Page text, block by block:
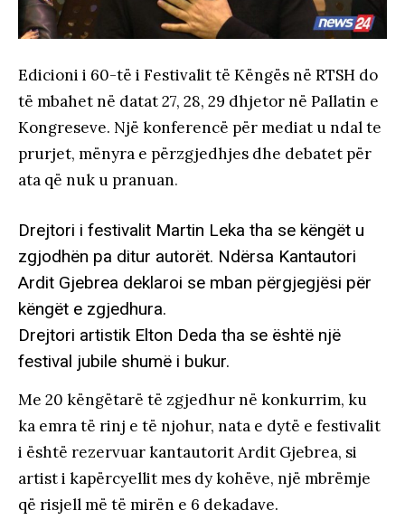
Edicioni i 60-të i Festivalit të Këngës në RTSH do
të mbahet në datat 27, 28, 29 dhjetor në Pallatin e
Kongreseve. Një konferencë për mediat u ndal te
prurjet, mënyra e përzgjedhjes dhe debatet për
ata që nuk u pranuan.
Drejtori i festivalit Martin Leka tha se këngët u
zgjodhën pa ditur autorët. Ndërsa Kantautori
Ardit Gjebrea deklaroi se mban përgjegjësi për
këngët e zgjedhura.
Drejtori artistik Elton Deda tha se është një
festival jubile shumë i bukur.
Me 20 këngëtarë të zgjedhur në konkurrim, ku
ka emra të rinj e të njohur, nata e dytë e festivalit
i është rezervuar kantautorit Ardit Gjebrea, si
artist i kapërcyellit mes dy kohëve, një mbrëmje
që risjell më të mirën e 6 dekadave.